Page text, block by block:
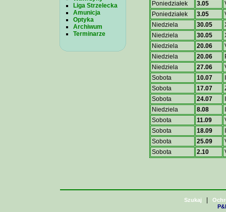
Liga Strzelecka
Amunicja
Optyka
Archiwum
Terminarze
Poniedziałek
3.05
Poniedziałek
3.05
Niedziela
30.05
Niedziela
30.05
Niedziela
20.06
Niedziela
20.06
Niedziela
27.06
Sobota
10.07
Sobota
17.07
Sobota
24.07
Niedziela
8.08
Sobota
11.09
Sobota
18.09
Sobota
25.09
Sobota
2.10
Szukaj